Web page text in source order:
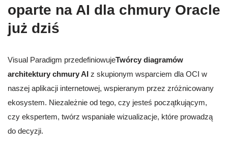
oparte na AI dla chmury Oracle
już dziś
Visual Paradigm przedefiniowujeTwórcy diagramów
architektury chmury AI z skupionym wsparciem dla OCI w
naszej aplikacji internetowej, wspieranym przez zróżnicowany
ekosystem. Niezależnie od tego, czy jesteś początkującym,
czy ekspertem, twórz wspaniałe wizualizacje, które prowadzą
do decyzji.